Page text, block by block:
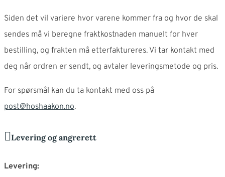
Siden det vil variere hvor varene kommer fra og hvor de skal
sendes må vi beregne fraktkostnaden manuelt for hver
bestilling, og frakten må etterfaktureres. Vi tar kontakt med
deg når ordren er sendt, og avtaler leveringsmetode og pris.
For spørsmål kan du ta kontakt med oss på
post@hoshaakon.no.
Levering og angrerett
Levering: